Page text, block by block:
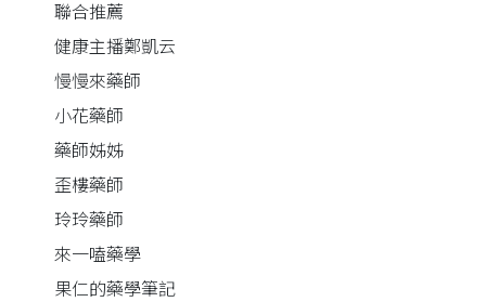
聯合推薦
健康主播鄭凱云
慢慢來藥師
小花藥師
藥師姊姊
歪樓藥師
玲玲藥師
來一嗑藥學
果仁的藥學筆記